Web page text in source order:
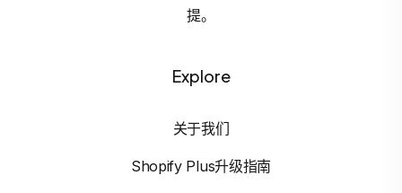
提。
Explore
关于我们
Shopify Plus升级指南